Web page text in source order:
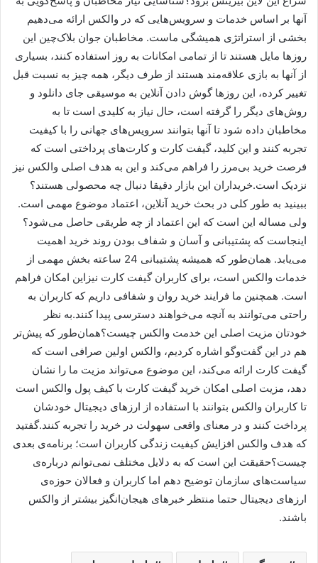
آنها بر اساس خدمات و سرویس‌هایی که در والکس ارائه می‌دهیم
بخشی از استراتژی همیشگی ماست. مخاطبان جوان بلاک‌چین این
روزها مایل هستند تا از تمامی امکانات به روز استفاده کنند، بسیاری
از آنها به بازی علاقه‌مند هستند از طرف دیگر، همه چیز به نسبت قبل
تغییر کرده، این روزها گوش دادن آنلاین به موسیقی جای دانلود و
روش‌های دیگر را گرفته است، حال نیاز به کلیدی است تا به
مخاطبان داده شود تا آنها بتوانند سرویس‌های جهانی را با کیفیت
تجربه کنند و این کلید، گیفت کارت و کارت‌های پرداختی است که
فرصت خرید بی‌مرز را فراهم می‌کند و این به هدف اصلی والکس نیز
نزدیک است.خریداران این بازار دقیقا دنبال چه محصولی هستند؟
ببینید به طور کلی در بحث خرید آنلاین، اعتماد موضوع مهمی است.
ولی مساله این است که این اعتماد از چه طریقی حاصل می‌شود؟
اینجاست که پشتیبانی و آسان و شفاف بودن روند خرید اهمیت
می‌یابد. همان‌طور که همیشه پشتیبانی 24 ساعته بخش مهمی از
خدمات والکس است، برای کاربران گیفت کارت نیزاین امکان فراهم
است. همچنین ما فرایند خرید روان و شفافی داریم که کاربران به
راحتی می‌توانند به آنچه می‌خواهند دسترسی پیدا کنند.به نظر
خودتان مزیت اصلی این خدمت والکس چیست؟همان‌طور که پیش‌تر
هم در این گفت‌وگو اشاره کردیم، والکس اولین صرافی است که
گیفت کارت ارائه می‌کند، این موضوع می‌تواند مزیت ما را نشان
دهد، مزیت اصلی امکان خرید گیفت کارت با کیف پول والکس است
تا کاربران والکس بتوانند با استفاده از ارزهای دیجیتال خودشان
پرداخت کنند و در معنای واقعی سهولت در خرید را تجربه کنند.گفتید
که هدف والکس افزایش کیفیت زندگی کاربران است؛ برنامه‌ی بعدی
چیست؟حقیقت این است که به دلایل مختلف نمی‌توانم درباره‌ی
سیاست‌های سازمان توضیح دهم اما کاربران و فعالان حوزه‌ی
ارزهای دیجیتال حتما منتظر خبرهای هیجان‌انگیز بیشتر از والکس
باشند.